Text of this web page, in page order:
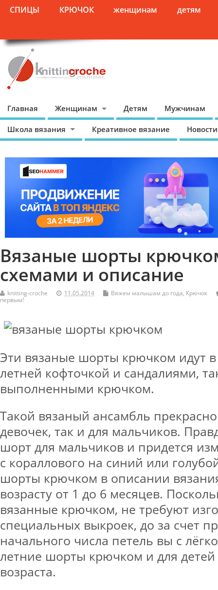
СПИЦЫ КРЮЧОК женщинам детям
Главная Женщинам Детям Мужчинам
Школа вязания Креативное вязание
Вязаные шорты
схемами и описание
knitting-croche 11.05.2014 Вяжем малышам до года, Крючок
первым!
Эти вязаные шорты крючком идут в
летней кофточкой и сандалиями,
выполненными крючком.
Такой вязаный ансамбль
девочек, так и для мальчиков.
шорт для мальчиков и придется
с кораллового на синий или
шорты крючком в описании
возрасту от 1 до 6 месяцев.
вязанные крючком, не требуют
специальных выкроек, до за счет
начального числа петель вы с
летние шорты крючком и для детей
возраста.